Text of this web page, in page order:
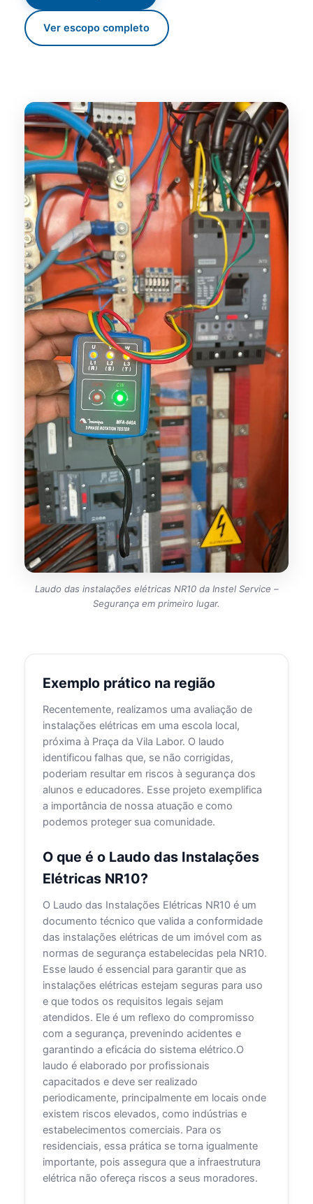
Ver escopo completo
Laudo das instalações elétricas NR10 da Instel Service –
Segurança em primeiro lugar.
Exemplo prático na região
Recentemente, realizamos uma avaliação de
instalações elétricas em uma escola local,
próxima à Praça da Vila Labor. O laudo
identificou falhas que, se não corrigidas,
poderiam resultar em riscos à segurança dos
alunos e educadores. Esse projeto exemplifica
a importância de nossa atuação e como
podemos proteger sua comunidade.
O que é o Laudo das Instalações
Elétricas NR10?
O Laudo das Instalações Elétricas NR10 é um
documento técnico que valida a conformidade
das instalações elétricas de um imóvel com as
normas de segurança estabelecidas pela NR10.
Esse laudo é essencial para garantir que as
instalações elétricas estejam seguras para uso
e que todos os requisitos legais sejam
atendidos. Ele é um reflexo do compromisso
com a segurança, prevenindo acidentes e
garantindo a eficácia do sistema elétrico.O
laudo é elaborado por profissionais
capacitados e deve ser realizado
periodicamente, principalmente em locais onde
existem riscos elevados, como indústrias e
estabelecimentos comerciais. Para os
residenciais, essa prática se torna igualmente
importante, pois assegura que a infraestrutura
elétrica não ofereça riscos a seus moradores.